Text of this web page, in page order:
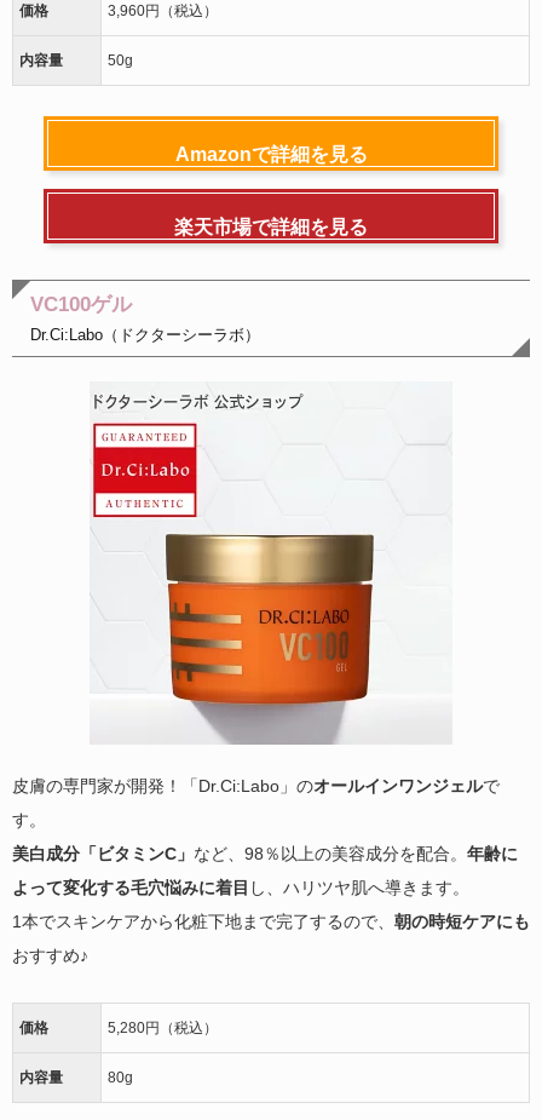
価格 3,960円（税込）
内容量 50g
Amazonで詳細を見る
楽天市場で詳細を見る
VC100ゲル
Dr.Ci:Labo（ドクターシーラボ）
皮膚の専門家が開発！「Dr.Ci:Labo」のオールインワンジェルで
す。
美白成分「ビタミンC」 など、98％以上の美容成分を配合。 年齢に
よって変化する毛穴悩みに着目 し、ハリツヤ肌へ導きます。
1本でスキンケアから化粧下地まで完了するので、 朝の時短ケアにも
おすすめ♪
価格 5,280円（税込）
内容量 80g